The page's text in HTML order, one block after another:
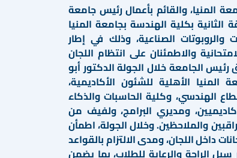
المنيا، والقائم بأعمال رئيس جامعة
الثانية بكلية الهندسة بجامعة المنيا
والروبوتات الصناعية، وذلك في إطار
والاطمئنان على انتظام اللجان
رئيس الجامعة خلال الجولة الدكتور أبو
الأهلية للشئون الأكاديمية،
الهندسي، وكلية الحاسبات والذكاء
ومديري البرامج، ولفيف من
والملاحظين. وخلال الجولة، اطمأن
داخل اللجان، ومدى الالتزام بالقواعد
سبل الراحة والرعاية للطلاب، بما يضمن